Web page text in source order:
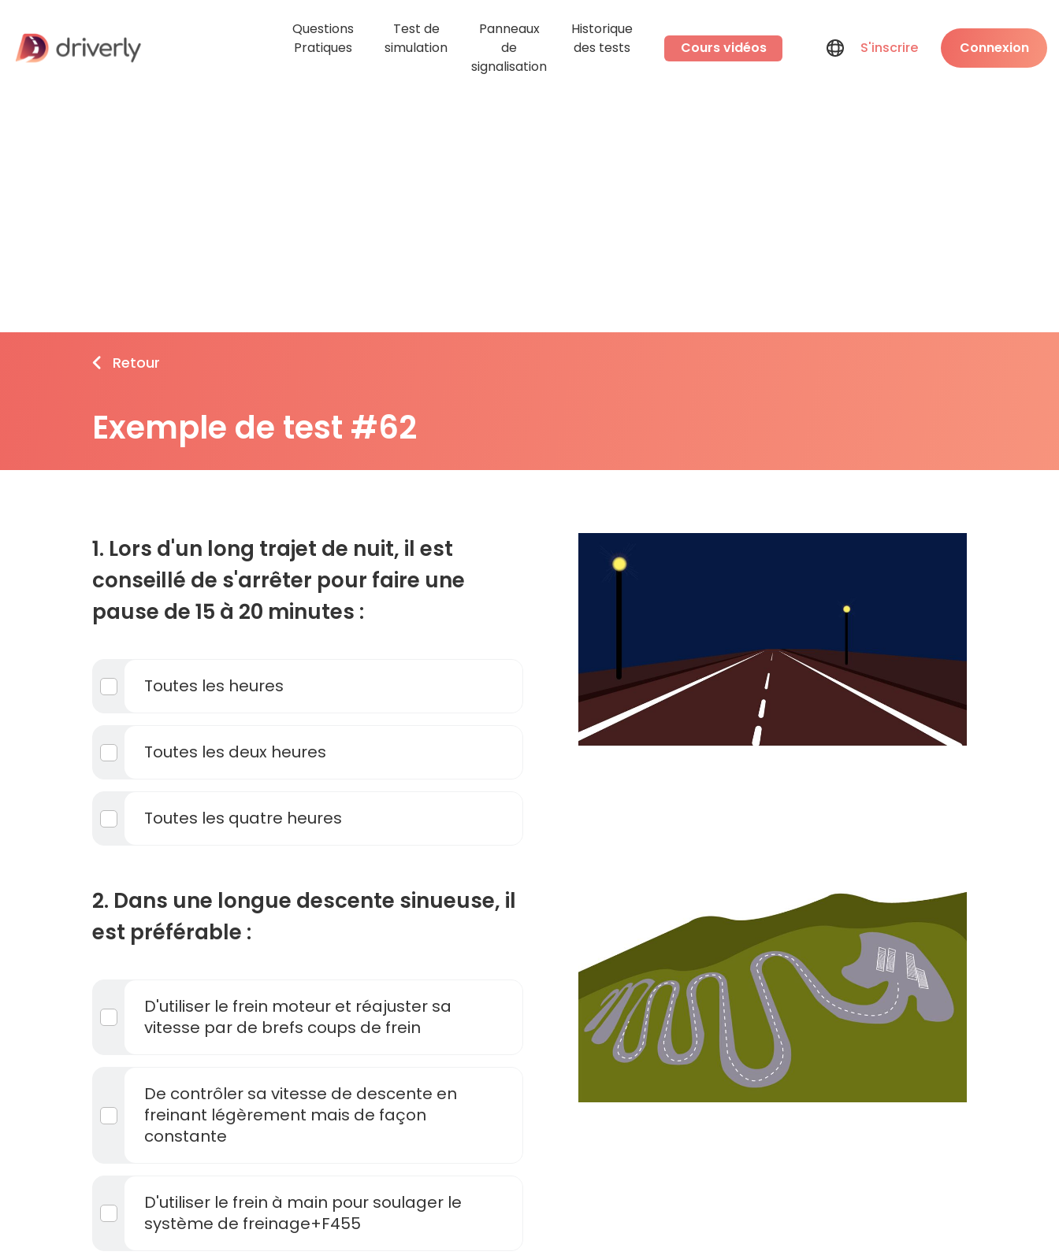
Questions
Pratiques
Test de
simulation
Panneaux
de
signalisation
Historique
des tests
Cours vidéos S'inscrire Connexion
Retour
Exemple de test #62
1. Lors d'un long trajet de nuit, il est
conseillé de s'arrêter pour faire une
pause de 15 à 20 minutes :
Toutes les heures
Toutes les deux heures
Toutes les quatre heures
2. Dans une longue descente sinueuse, il
est préférable :
D'utiliser le frein moteur et réajuster sa
vitesse par de brefs coups de frein
De contrôler sa vitesse de descente en
freinant légèrement mais de façon
constante
D'utiliser le frein à main pour soulager le
système de freinage+F455